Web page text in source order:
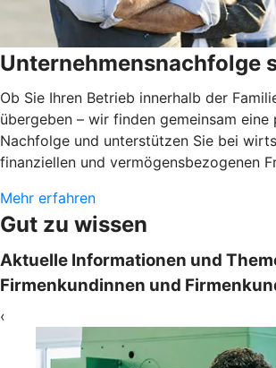
Unternehmensnachfolge
Ob Sie Ihren Betrieb innerhalb der
übergeben – wir finden gemeinsam eine
Nachfolge und unterstützen Sie bei
finanziellen und vermögensbezogenen
Mehr erfahren
Gut zu wissen
Aktuelle Informationen und
Firmenkundinnen und
‹